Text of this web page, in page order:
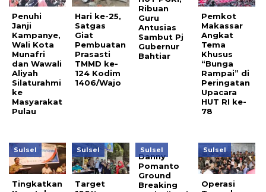
Penuhi
Janji
Kampanye,
Wali Kota
Munafri
dan Wawali
Aliyah
Silaturahmi
ke
Masyarakat
Pulau
Hari ke-25,
Satgas
Giat
Pembuatan
Prasasti
TMMD ke-
124 Kodim
1406/Wajo
Ribuan
Guru
Antusias
Sambut Pj
Gubernur
Bahtiar
Pemkot
Makassar
Angkat
Tema
Khusus
“Bunga
Rampai” di
Peringatan
Upacara
HUT RI ke-
78
Sulsel
Tingkatkan
Sulsel
Target
Sulsel
Danny
Pomanto
Ground
Breaking
Sulsel
Operasi